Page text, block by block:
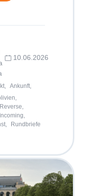
10.06.2026
Ankunft,
Reverse,
Incoming,
Rundbriefe